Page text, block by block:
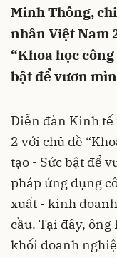
Minh Thông,
nhân Việt Nam
“Khoa học
bật để vươn
Diễn đàn Kinh
2 với chủ đề
tạo - Sức bật để
pháp ứng dụng
xuất - kinh
cầu. Tại đây,
khối doanh